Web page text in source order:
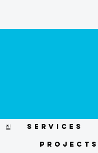
집 Services
Projects